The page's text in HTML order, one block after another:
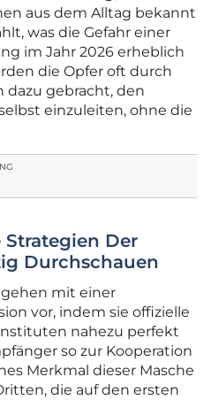
aus dem Alltag bekannt
was die Gefahr einer
im Jahr 2026 erheblich
die Opfer oft durch
gebracht, den
einzuleiten, ohne die
Strategien Der
Durchschauen
mit einer
vor, indem sie offizielle
nahezu perfekt
so zur Kooperation
Merkmal dieser Masche
die auf den ersten